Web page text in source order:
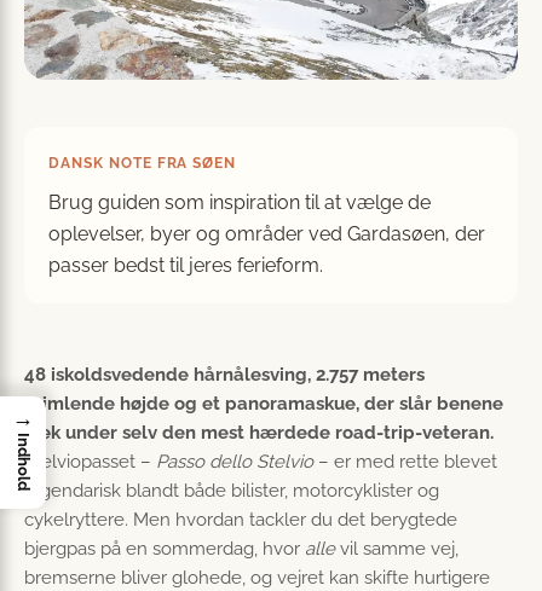
DANSK NOTE FRA SØEN
Brug guiden som inspiration til at vælge de
oplevelser, byer og områder ved Gardasøen, der
passer bedst til jeres ferieform.
48 iskoldsvedende hårnålesving, 2.757 meters
svimlende højde og et panoramaskue, der slår benene
væk under selv den mest hærdede road-trip-veteran.
Stelviopasset – Passo dello Stelvio– er med rette blevet
legendarisk blandt både bilister, motorcyklister og
cykelryttere. Men hvordan tackler du det berygtede
bjergpas på en sommerdag, hvor allevil samme vej,
bremserne bliver glohede, og vejret kan skifte hurtigere
→
Indhold